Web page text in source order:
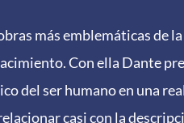
más emblemáticas de
Con ella Dante
del ser humano en una
casi con la